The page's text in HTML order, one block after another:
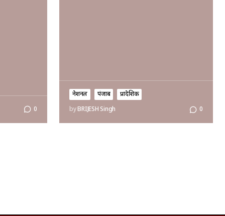
0
नेशनल पंजाब
प्रादेशिक
byBRIJESH Singh 0